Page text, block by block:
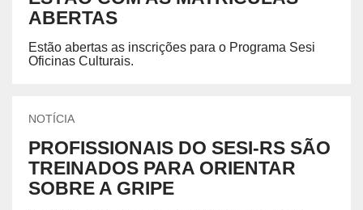
ABERTAS
Estão abertas as inscrições para o Programa Sesi
Oficinas Culturais.
NOTÍCIA
PROFISSIONAIS DO SESI-RS SÃO
TREINADOS PARA ORIENTAR
SOBRE A GRIPE